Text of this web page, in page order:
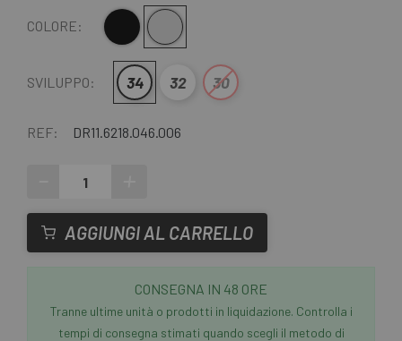
COLORE: NeroGrigio chiaro
SVILUPPO: 34 32 30
REF: DR11.6218.046.006
AGGIUNGI AL CARRELLO
CONSEGNA IN 48 ORE
Tranne ultime unità o prodotti in liquidazione. Controlla i
tempi di consegna stimati quando scegli il metodo di